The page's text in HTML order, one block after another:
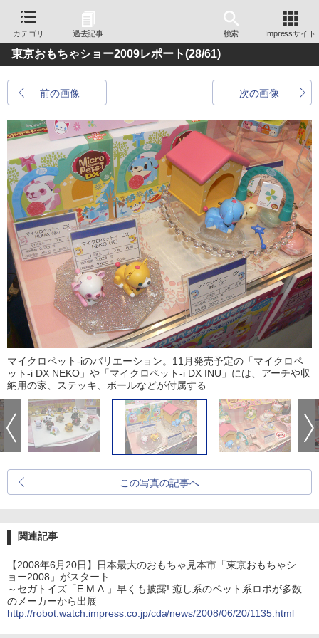
カテゴリ 過去記事 検索 Impressサイト
東京おもちゃショー2009レポート(28/61)
前の画像 次の画像
マイクロペット-iのバリエーション。11月発売予定の「マイクロペ
ット-i DX NEKO」や「マイクロペット-i DX INU」には、アーチや収
納用の家、ステッキ、ボールなどが付属する
この写真の記事へ
関連記事
【2008年6月20日】日本最大のおもちゃ見本市「東京おもちゃシ
ョー2008」がスタート
～セガトイズ「E.M.A.」早くも披露! 癒し系のペット系ロボが多数
のメーカーから出展
http://robot.watch.impress.co.jp/cda/news/2008/06/20/1135.html